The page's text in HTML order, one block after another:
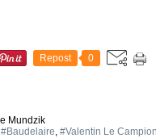
Repost 0
Mundzik
#Baudelaire, #Valentin Le Campion